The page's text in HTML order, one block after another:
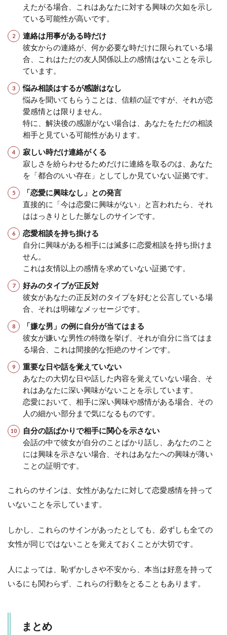
えたがる場合、これはあなたに対する興味の欠如を示し
ている可能性が高いです。
連絡は用事がある時だけ
彼女からの連絡が、何か必要な時だけに限られている場
合、これはただの友人関係以上の感情はないことを示し
ています。
悩み相談はするが感謝はなし
悩みを聞いてもらうことは、信頼の証ですが、それが恋
愛感情とは限りません。
特に、解決後の感謝がない場合は、あなたをただの相談
相手と見ている可能性があります。
寂しい時だけ連絡がくる
寂しさを紛らわせるためだけに連絡を取るのは、あなた
を「都合のいい存在」としてしか見ていない証拠です。
「恋愛に興味なし」との発言
直接的に「今は恋愛に興味がない」と言われたら、それ
ははっきりとした脈なしのサインです。
恋愛相談を持ち掛ける
自分に興味がある相手には滅多に恋愛相談を持ち掛けま
せん。
これは友情以上の感情を求めていない証拠です。
好みのタイプが正反対
彼女があなたの正反対のタイプを好むと公言している場
合、それは明確なメッセージです。
「嫌な男」の例に自分が当てはまる
彼女が嫌いな男性の特徴を挙げ、それが自分に当てはま
る場合、これは間接的な拒絶のサインです。
重要な日や話を覚えていない
あなたの大切な日や話した内容を覚えていない場合、そ
れはあなたに深い興味がないことを示しています。
恋愛において、相手に深い興味や感情がある場合、その
人の細かい部分まで気になるものです。
自分の話ばかりで相手に関心を示さない
会話の中で彼女が自分のことばかり話し、あなたのこと
には興味を示さない場合、それはあなたへの興味が薄い
ことの証明です。
これらのサインは、女性があなたに対して恋愛感情を持って
いないことを示しています。
しかし、これらのサインがあったとしても、必ずしも全ての
女性が同じではないことを覚えておくことが大切です。
人によっては、恥ずかしさや不安から、本当は好意を持って
いるにも関わらず、これらの行動をとることもあります。
まとめ